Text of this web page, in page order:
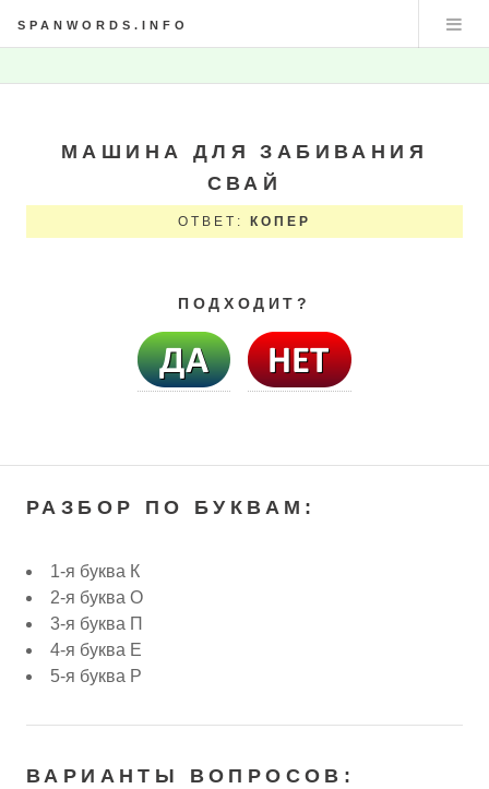
SPANWORDS.INFO
МАШИНА ДЛЯ ЗАБИВАНИЯ
СВАЙ
ОТВЕТ: КОПЕР
ПОДХОДИТ?
РАЗБОР ПО БУКВАМ:
1-я буква К
2-я буква О
3-я буква П
4-я буква Е
5-я буква Р
ВАРИАНТЫ ВОПРОСОВ: